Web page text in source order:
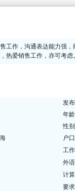
工作，沟通表达能力强
热爱销售工作，亦可考虑
发
年
性
户
工
外
计
要